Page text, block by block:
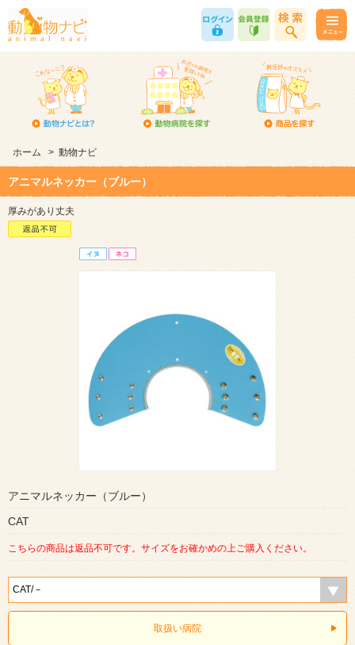
ホーム > 動物ナビ
アニマルネッカー（ブルー）
厚みがあり丈夫
アニマルネッカー（ブルー）
CAT
こちらの商品は返品不可です。サイズをお確かめの上ご購入ください。
取扱い病院